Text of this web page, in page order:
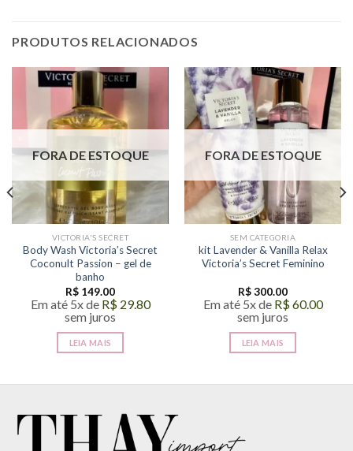
PRODUTOS RELACIONADOS
FORA DE ESTOQUE
VICTORIA'S SECRET
Body Wash Victoria’s Secret
Coconult Passion – gel de
banho
R$ 149.00
Em até 5x de R$29.80
sem juros
LEIA MAIS
FORA DE ESTOQUE
SEM CATEGORIA
kit Lavender & Vanilla Relax
Victoria’s Secret Feminino
R$300.00
Em até 5x de R$60.00
sem juros
LEIA MAIS